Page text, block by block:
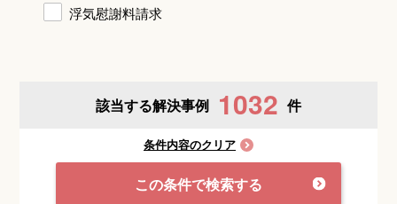
浮気慰謝料請求
該当する解決事例 1032 件
条件内容のクリア
この条件で検索する